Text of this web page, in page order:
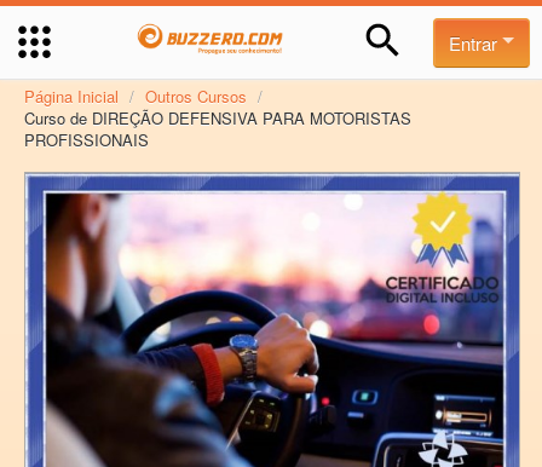
Entrar
Página Inicial / Outros Cursos /
Curso de DIREÇÃO DEFENSIVA PARA MOTORISTAS
PROFISSIONAIS